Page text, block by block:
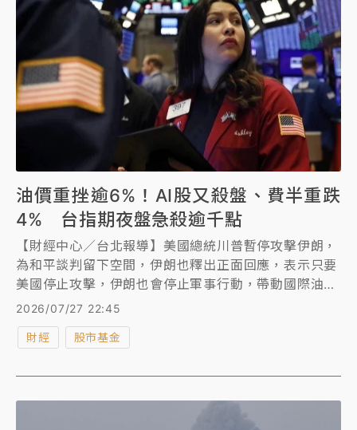
油價重挫逾6%！AI股又殺盤、費半重跌
4% 台指期夜盤急殺逾千點
【財經中心／台北報導】美國總統川普暫停攻擊伊朗，
為和平談判留下空間，伊朗也釋出正面回應，表示只要
美國停止攻擊，伊朗也會停止軍事行動，帶動國際油價
大跌，美股周一開盤也全面反彈，不過，隨著費城半導
體指數重挫逾4%，台指期夜盤也急殺逾千點。
2026/07/27 22:45
財經 股市基金